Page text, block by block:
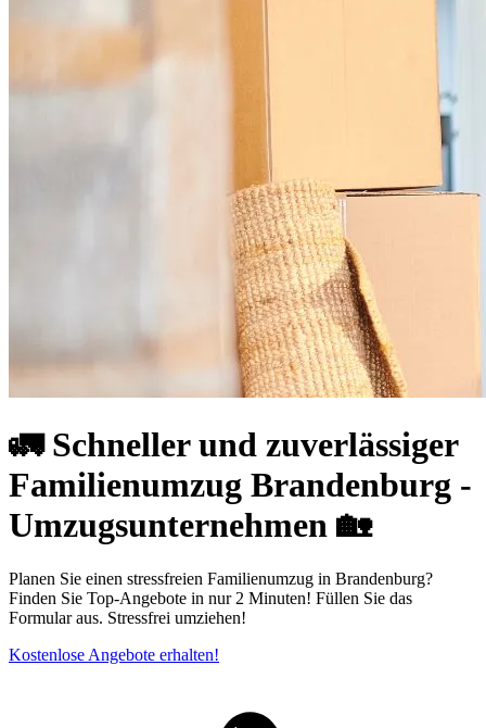
🚛 Schneller und zuverlässiger
Familienumzug Brandenburg -
Umzugsunternehmen 🏡
Planen Sie einen stressfreien Familienumzug in Brandenburg?
Finden Sie Top-Angebote in nur 2 Minuten! Füllen Sie das
Formular aus. Stressfrei umziehen!
Kostenlose Angebote erhalten!